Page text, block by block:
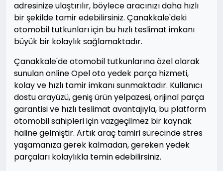
adresinize ulaştırılır, böylece aracınızı daha hızlı
bir şekilde tamir edebilirsiniz. Çanakkale'deki
otomobil tutkunları için bu hızlı teslimat imkanı
büyük bir kolaylık sağlamaktadır.
Çanakkale'de otomobil tutkunlarına özel olarak
sunulan online Opel oto yedek parça hizmeti,
kolay ve hızlı tamir imkanı sunmaktadır. Kullanıcı
dostu arayüzü, geniş ürün yelpazesi, orijinal parça
garantisi ve hızlı teslimat avantajıyla, bu platform
otomobil sahipleri için vazgeçilmez bir kaynak
haline gelmiştir. Artık araç tamiri sürecinde stres
yaşamanıza gerek kalmadan, gereken yedek
parçaları kolaylıkla temin edebilirsiniz.